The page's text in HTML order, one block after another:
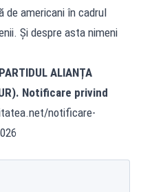
de americani în cadrul
Și despre asta nimeni
ALIANȚA
Notificare privind
notificare-